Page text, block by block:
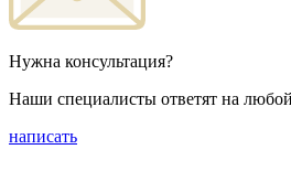
Нужна консультация?
Наши специалисты ответят на
написать